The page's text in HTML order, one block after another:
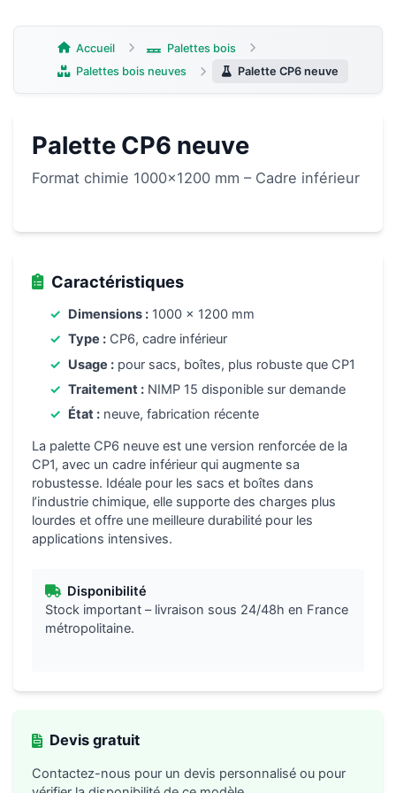
Accueil
Palettes bois
Palettes bois neuves
Palette CP6 neuve
Palette CP6 neuve
Format chimie 1000×1200 mm – Cadre inférieur
Caractéristiques
Dimensions :1000 x 1200 mm
Type :CP6, cadre inférieur
Usage :pour sacs, boîtes, plus robuste que CP1
Traitement :NIMP 15 disponible sur demande
État :neuve, fabrication récente
La palette CP6 neuve est une version renforcée de la
CP1, avec un cadre inférieur qui augmente sa
robustesse. Idéale pour les sacs et boîtes dans
l’industrie chimique, elle supporte des charges plus
lourdes et offre une meilleure durabilité pour les
applications intensives.
Disponibilité
Stock important – livraison sous 24/48h en France
métropolitaine.
Devis gratuit
Contactez-nous pour un devis personnalisé ou pour